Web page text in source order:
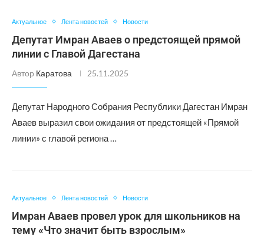
Актуальное Лента новостей Новости
Депутат Имран Аваев о предстоящей прямой
линии с Главой Дагестана
Автор Каратова 25.11.2025
Депутат Народного Собрания Республики Дагестан Имран
Аваев выразил свои ожидания от предстоящей «Прямой
линии» с главой региона …
Актуальное Лента новостей Новости
Имран Аваев провел урок для школьников на
тему «Что значит быть взрослым»